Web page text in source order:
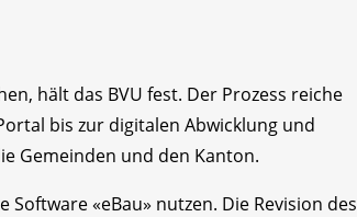
hält das BVU fest. Der Prozess reiche
bis zur digitalen Abwicklung und
Gemeinden und den Kanton.
«eBau» nutzen. Die Revision des